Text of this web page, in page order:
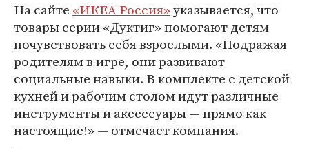
На сайте «ИКЕА Россия»указывается, что
товары серии «Дуктиг» помогают детям
почувствовать себя взрослыми. «Подражая
родителям в игре, они развивают
социальные навыки. В комплекте с детской
кухней и рабочим столом идут различные
инструменты и аксессуары — прямо как
настоящие!» — отмечает компания.